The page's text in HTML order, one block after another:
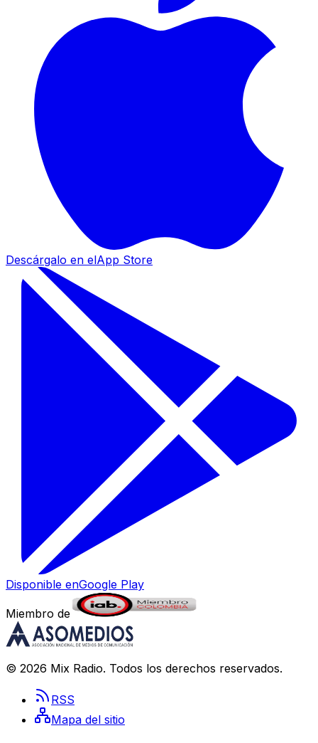
Descárgalo en elApp Store
Disponible enGoogle Play
Miembro de
© 2026 Mix Radio. Todos los derechos reservados.
RSS
Mapa del sitio